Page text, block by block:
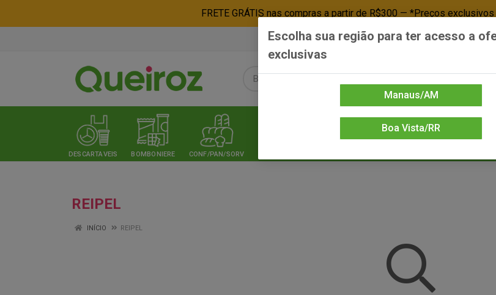
FRETE GRÁTIS nas compras a partir de R$300 — *Preços
Já é cliente? - Entrar
DESCARTAVEIS BOMBONIERE CONF/PAN/SORV
REIPEL
INÍCIO REIPEL
Escolha sua região para ter acesso a
exclusivas
Manaus/AM
Boa Vista/RR